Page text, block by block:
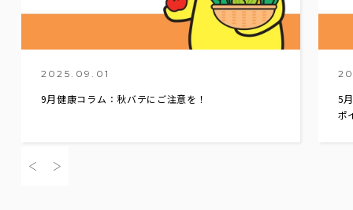
2025.09.01
9月健康コラム：秋バテにご注意を！
5
ポ